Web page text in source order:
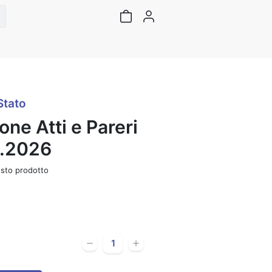
Atti e Pareri
prodotto